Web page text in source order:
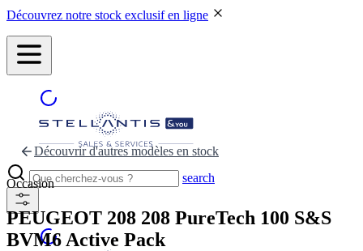
Découvrez notre stock exclusif en ligne
search
Découvrir d'autres modèles en stock
Occasion
PEUGEOT 208 208 PureTech 100 S&S
BVM6 Active Pack